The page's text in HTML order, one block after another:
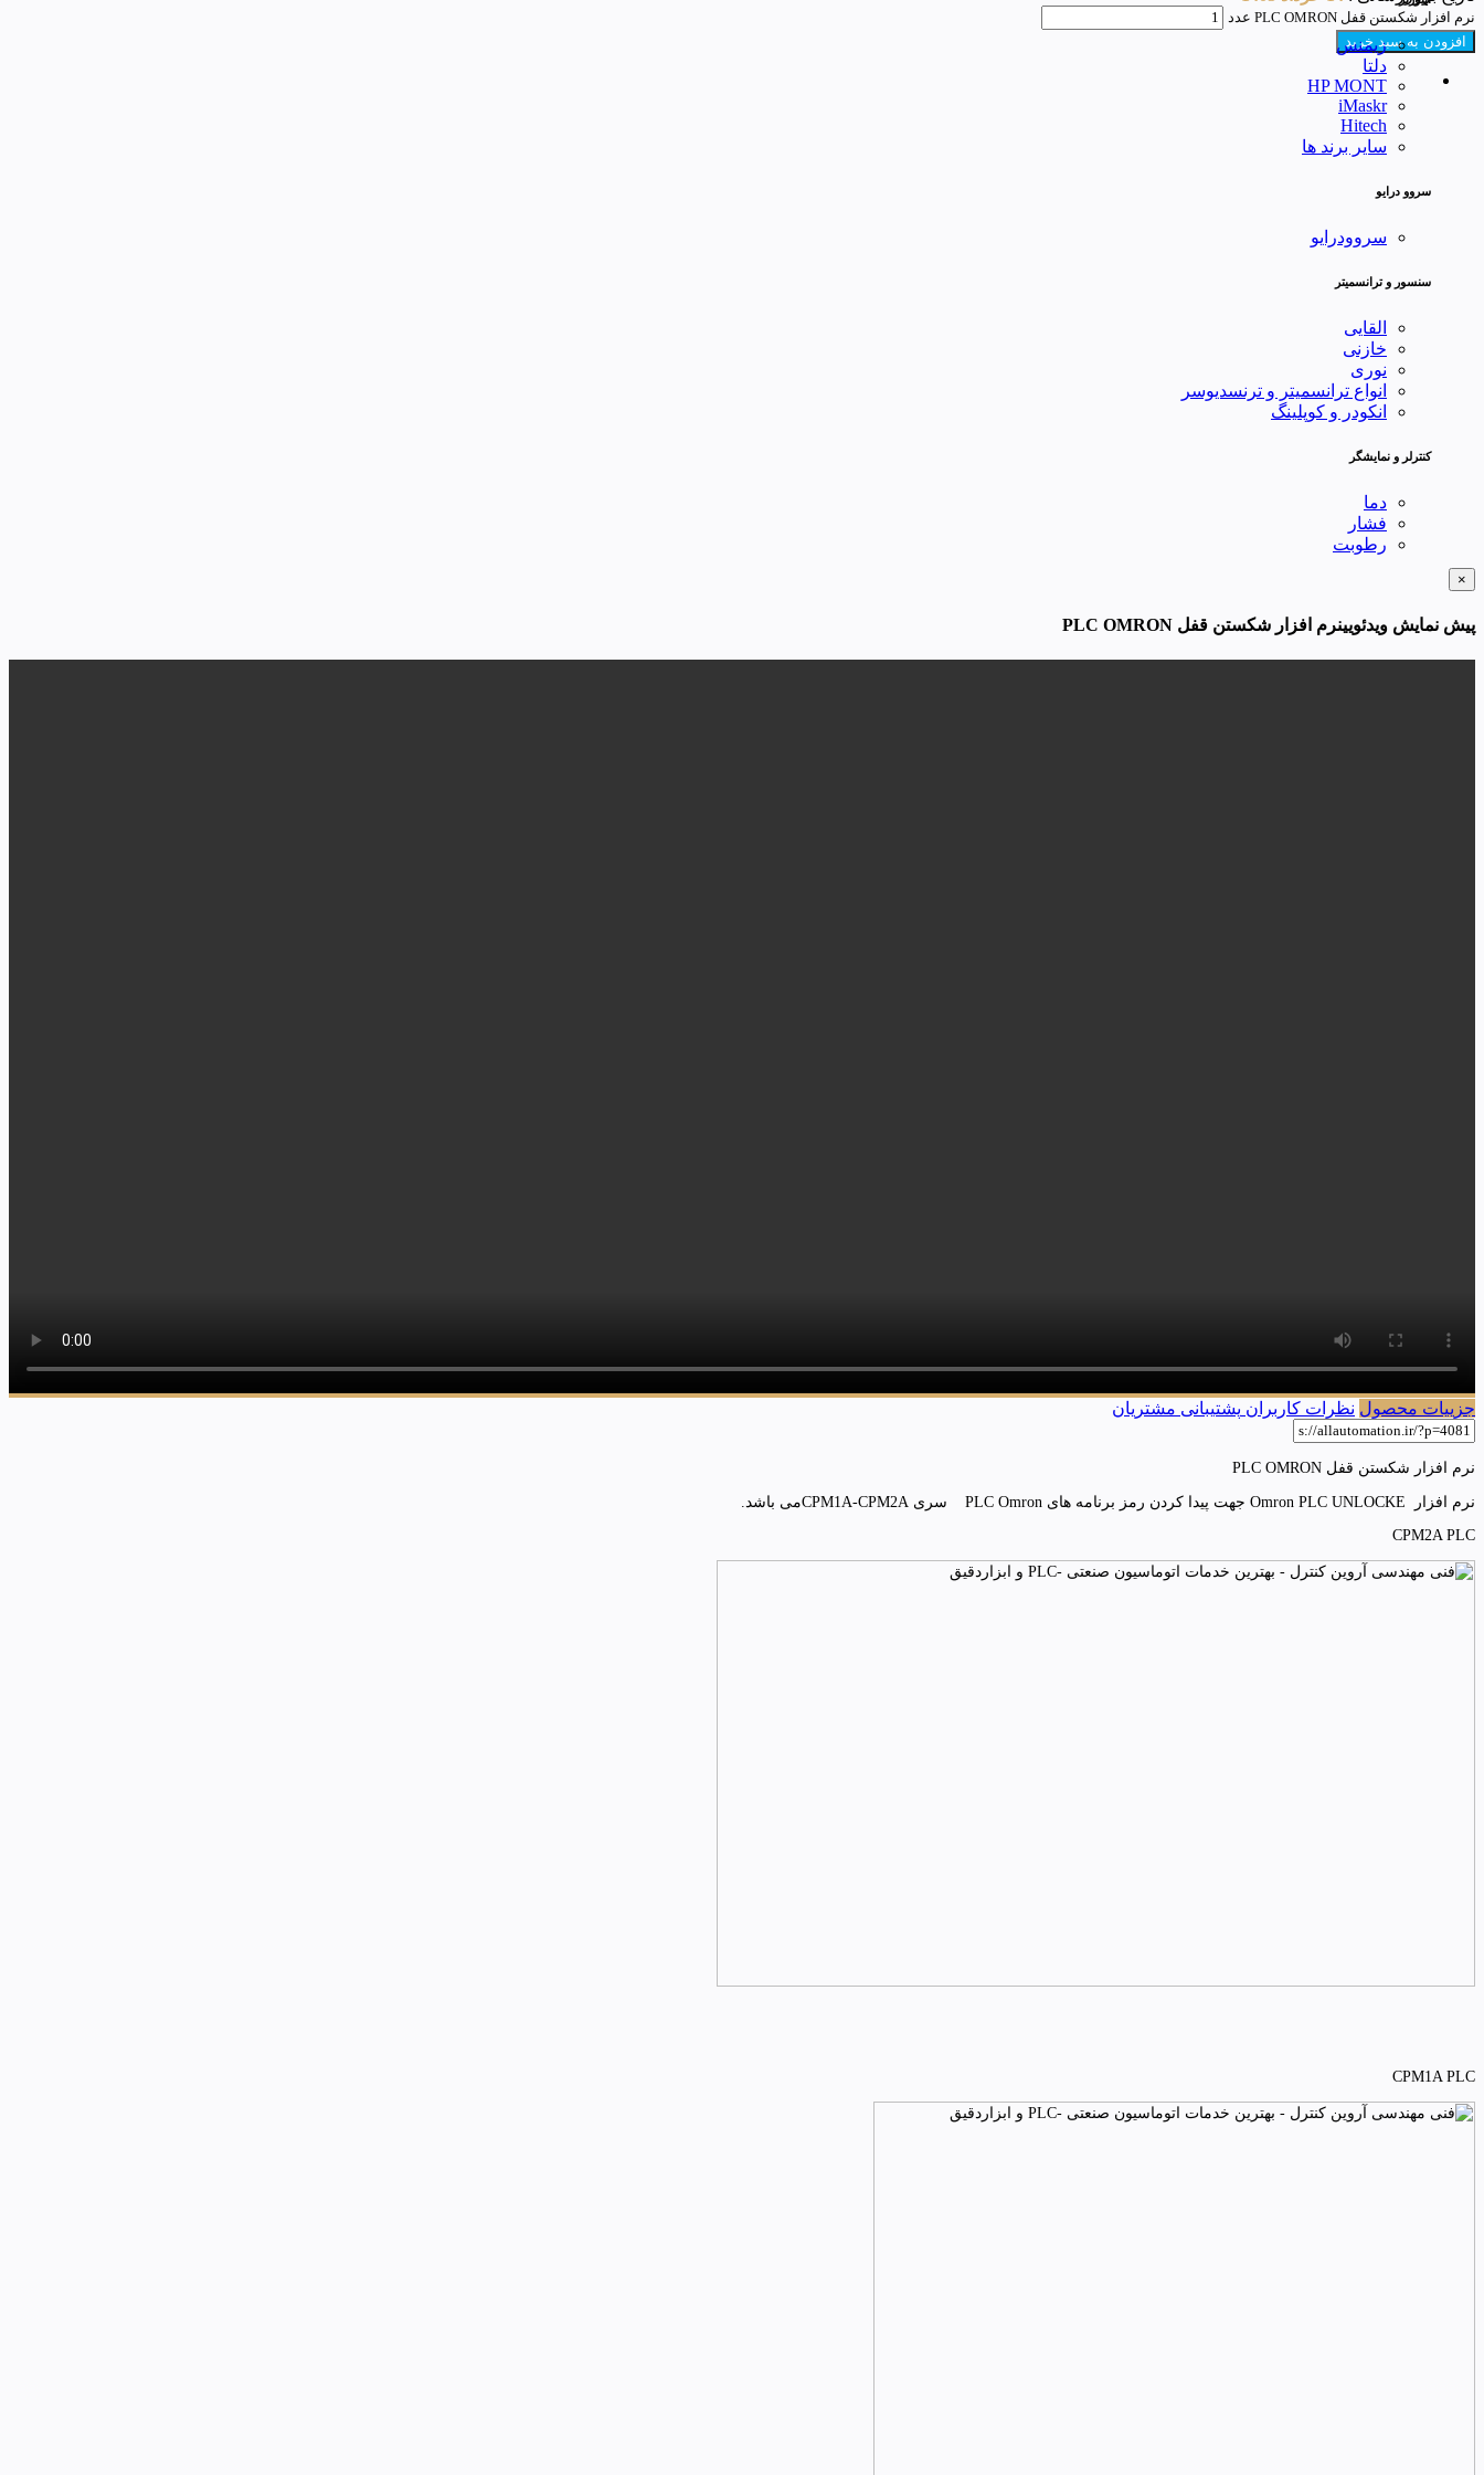
زیمنس
دلتا
HP MONT
iMaskr
Hitech
سایر برند ها
سروو درایو
سروودرایو
سنسور و ترانسمیتر
القایی
خازنی
نوری
انواع ترانسمیتر و ترنسدیوسر
انکودر و کوپلینگ
کنترلر و نمایشگر
دما
فشار
رطوبت
نرم افزار شکستن قفل PLC OMRON عدد
افزودن به سبد خرید
×
پیش نمایش ویدئویینرم افزار شکستن قفل PLC OMRON
جزییات محصول نظرات کاربران پشتیبانی مشتریان
نرم افزار شکستن قفل PLC OMRON
نرم افزار Omron PLC UNLOCKE جهت پیدا کردن رمز برنامه های PLC Omron سری CPM1A-CPM2Aمی باشد.
CPM2A PLC
CPM1A PLC